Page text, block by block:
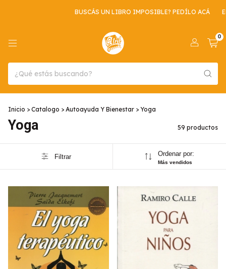
BUSCÁS UN LIBRO IMPOSIBLE? PEDÍLO ACÁ ENVIO GRATIS POR
0
Inicio > Catalogo > Autoayuda Y Bienestar > Yoga
Yoga 59 productos
Filtrar Ordenar por:
Más vendidos